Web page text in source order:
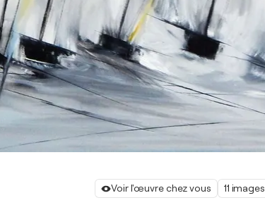
Voir l'œuvre chez vous 11 images